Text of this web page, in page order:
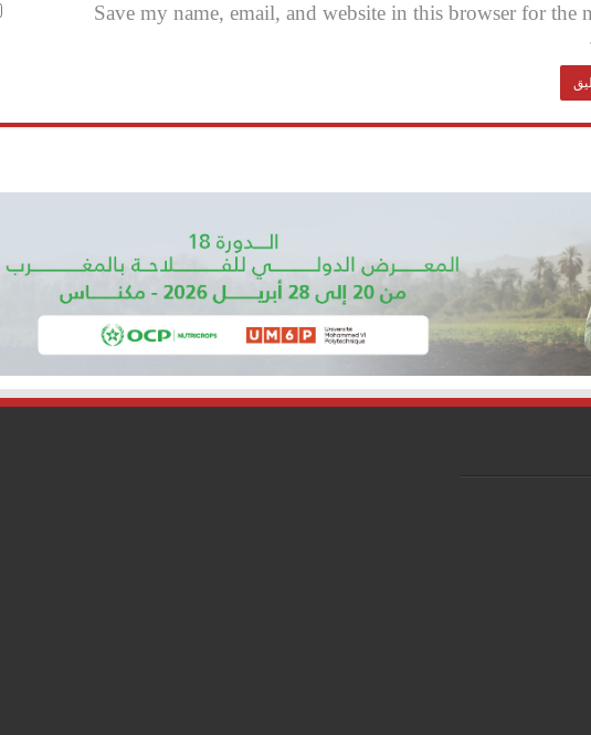
Save my name, email, and website in this browser for the